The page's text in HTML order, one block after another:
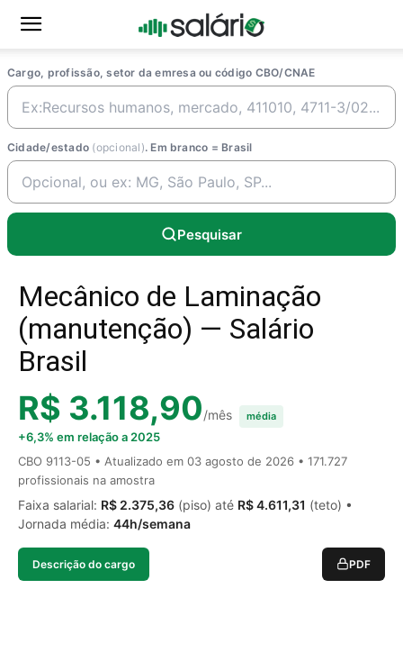
Cargo, profissão, setor da emresa ou código CBO/CNAE
Cidade/estado (opcional). Em branco = Brasil
Pesquisar
Mecânico de Laminação
(manutenção) — Salário
Brasil
R$ 3.118,90/mês média
+6,3% em relação a 2025
CBO 9113-05 • Atualizado em 03 agosto de 2026 • 171.727
profissionais na amostra
Faixa salarial: R$ 2.375,36 (piso) até R$ 4.611,31 (teto) •
Jornada média: 44h/semana
Descrição do cargo PDF